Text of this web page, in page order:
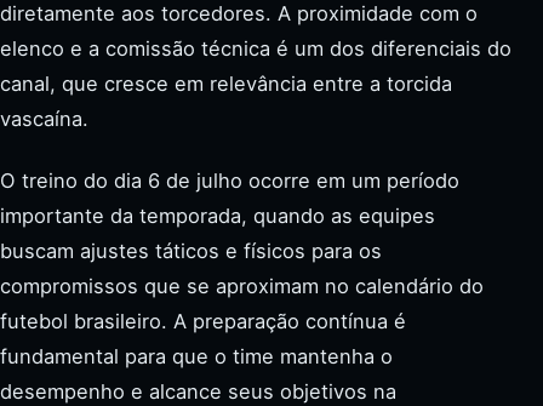
diretamente aos torcedores. A proximidade com o
elenco e a comissão técnica é um dos diferenciais do
canal, que cresce em relevância entre a torcida
vascaína.
O treino do dia 6 de julho ocorre em um período
importante da temporada, quando as equipes
buscam ajustes táticos e físicos para os
compromissos que se aproximam no calendário do
futebol brasileiro. A preparação contínua é
fundamental para que o time mantenha o
desempenho e alcance seus objetivos na